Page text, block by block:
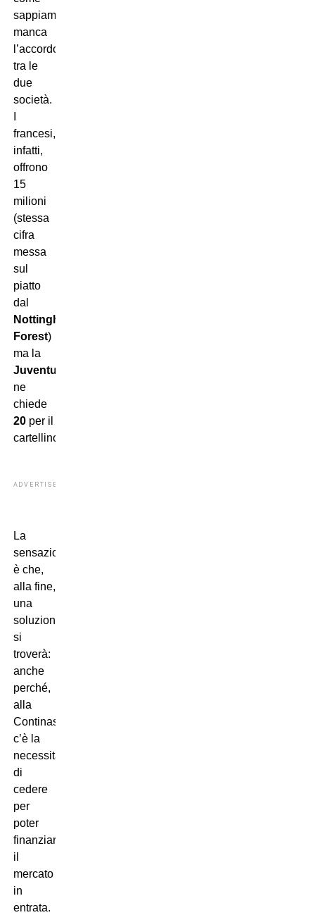
sappiamo,
manca
l’accordo
tra le
due
società.
francesi,
infatti,
offrono
15
milioni
(stessa
cifra
messa
sul
piatto
dal
Nottingham
Forest)
ma la
Juventus
ne
chiede
20 per il
cartellino.
ADVERTISEMENT
La
sensazione
è che,
alla fine,
una
soluzione
si
troverà:
anche
perché,
alla
Continassa,
c’è la
necessità
di
cedere
per
poter
finanziare
il
mercato
in
entrata.